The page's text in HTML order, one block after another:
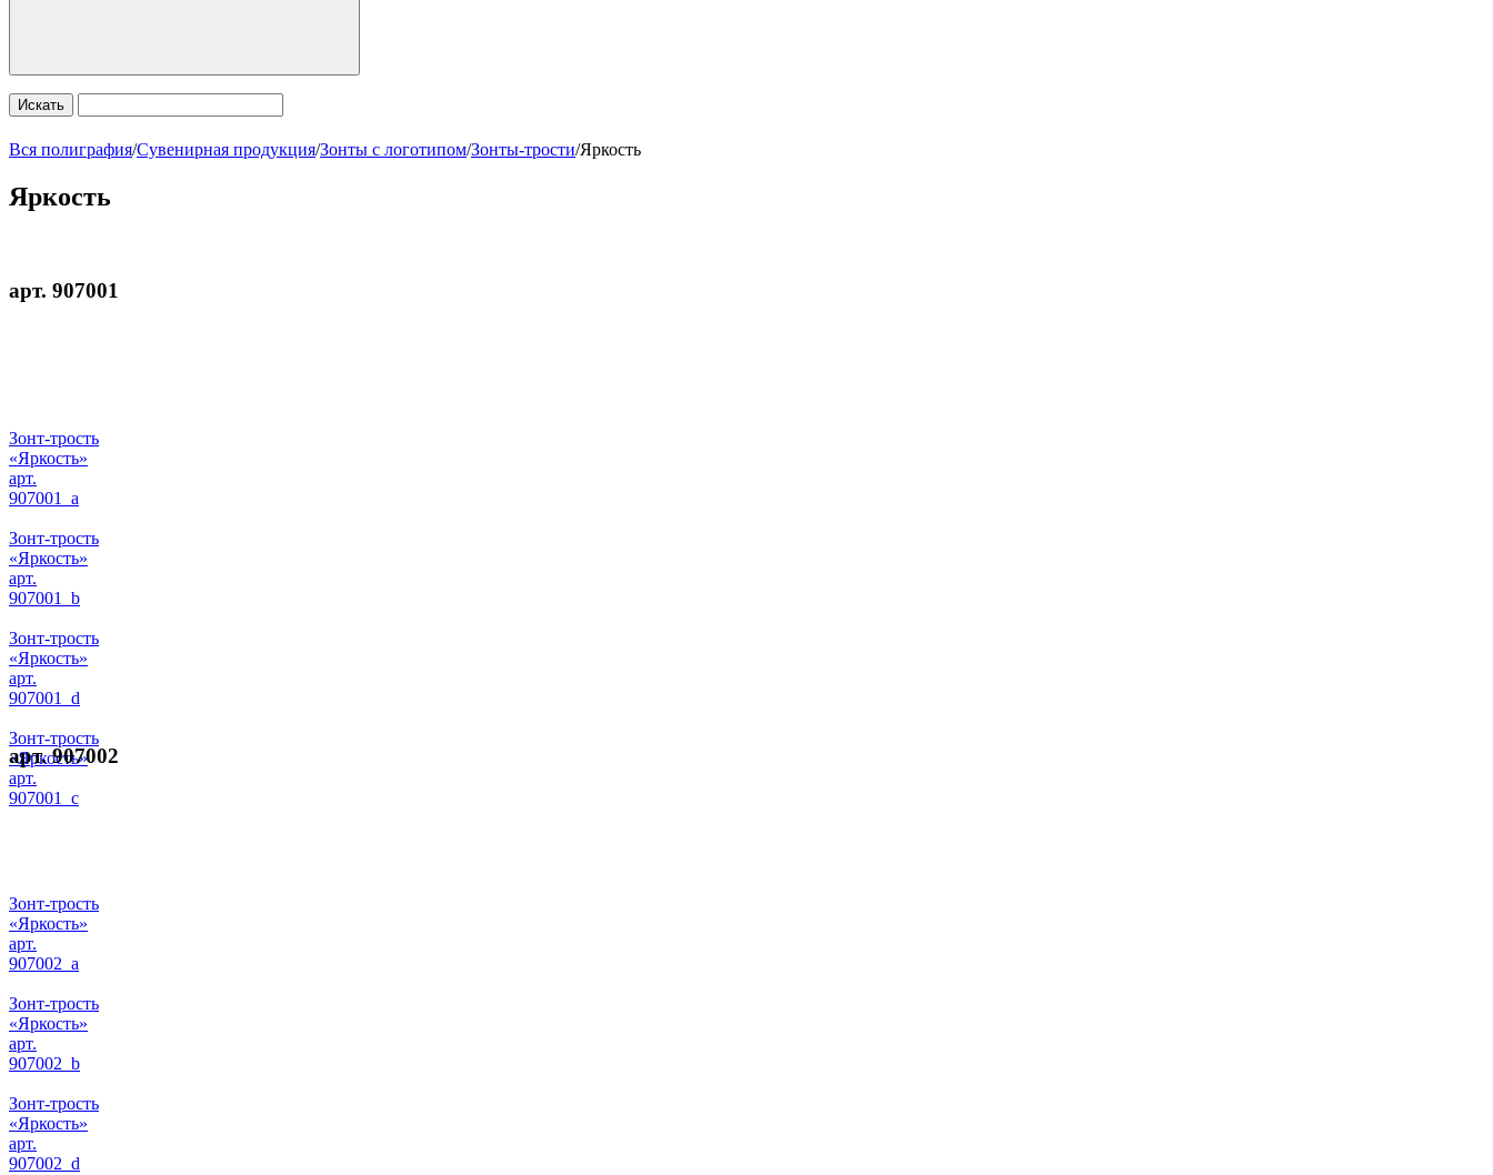
Искать
Вся полиграфия/Сувенирная продукция/Зонты с логотипом/Зонты-трости/Яркость
Яркость
арт. 907001
Зонт-трость
«Яркость»
арт.
907001_a
Зонт-трость
«Яркость»
арт.
907001_b
Зонт-трость
«Яркость»
арт.
907001_d
Зонт-трость
«Яркость»
арт.
907001_c
арт. 907002
Зонт-трость
«Яркость»
арт.
907002_a
Зонт-трость
«Яркость»
арт.
907002_b
Зонт-трость
«Яркость»
арт.
907002_d